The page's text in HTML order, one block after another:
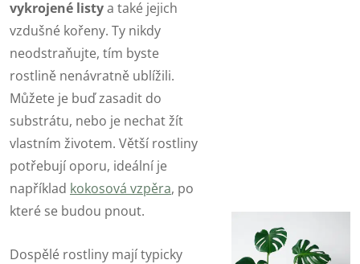
vykrojené listya také jejich
vzdušné kořeny. Ty nikdy
neodstraňujte, tím byste
rostlině nenávratně ublížili.
Můžete je buď zasadit do
substrátu, nebo je nechat žít
vlastním životem. Větší rostliny
potřebují oporu, ideální je
například kokosová vzpěra, po
které se budou pnout.
Dospělé rostliny mají typicky